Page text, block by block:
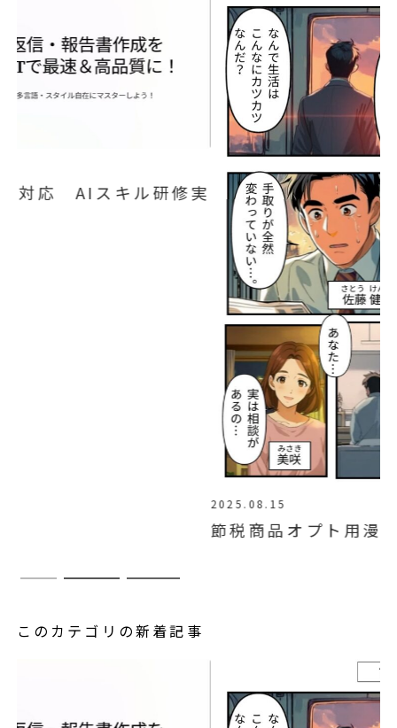
節税商品オプト用漫画LP制作代行
このカテゴリの新着記事